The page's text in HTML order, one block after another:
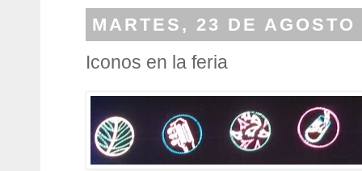
MARTES, 23 DE
Iconos en la feria